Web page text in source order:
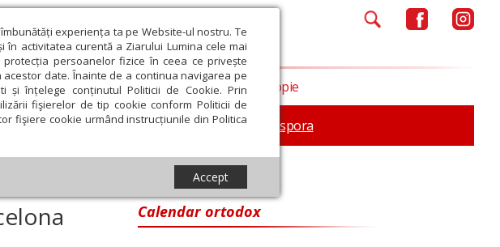
experiența ta pe Website-ul nostru. Te
activitatea curentă a Ziarului Lumina cele mai
protecția persoanelor fizice în ceea ce privește
date. Înainte de a continua navigarea pe
înțelege conținutul Politicii de Cookie. Prin
fişierelor de tip cookie conform Politicii de
fişiere cookie urmând instrucțiunile din Politica
Accept
Documentar In memoriam Diaspora
Cultură Societate Opinii Filantropie
Calendar ortodox